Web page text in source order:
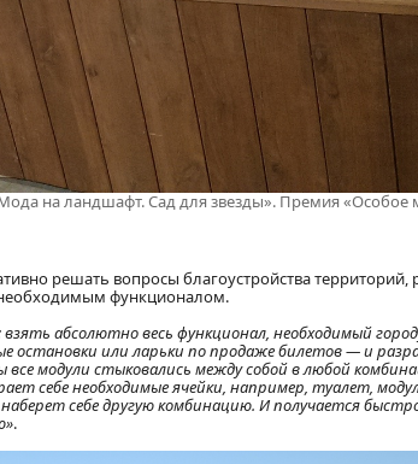
на ландшафт. Сад для звезды». Премия
решать вопросы благоустройства территорий,
функционалом.
абсолютно весь функционал, необходимый
остановки или ларьки по продаже билетов — и
все модули стыковались между собой в любой
себе необходимые ячейки, например, туалет,
себе другую комбинацию. И получается
.